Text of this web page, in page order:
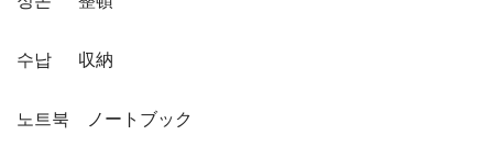
수납 収納
노트북 ノートブック